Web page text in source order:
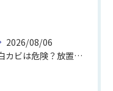
2026/08/06
白カビは危険？放置のリスクと取り方